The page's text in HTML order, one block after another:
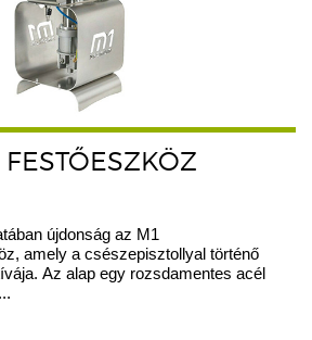
újdonság az M1
amely a csészepisztollyal történő
Az alap egy rozsdamentes acél